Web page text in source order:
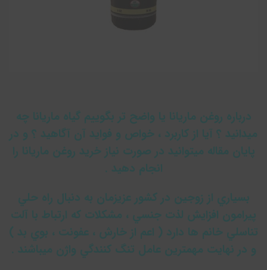
درباره روغن ماريانا يا واضح تر بگوييم گياه ماريانا چه
ميدانيد ؟ آيا از كاربرد ، خواص و فوايد آن آگاهيد ؟ و در
پايان مقاله ميتوانيد در صورت نياز خريد روغن ماريانا را
انجام دهيد .
بسياري از زوجين در كشور عزيزمان به دنبال راه حلي
پيرامون افزايش لذت جنسي ، مشكلات كه ارتباط با آلت
تناسلي خانم ها دارد ( اعم از خارش ، عفونت ، بوي بد )
و در نهايت مهمترين عامل تنگ كنندگي واژن ميباشند .